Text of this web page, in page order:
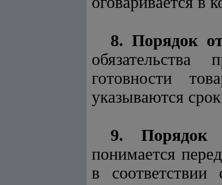
8. Порядок
готовности
указываются
9. Порядок
понимается
в соответствии